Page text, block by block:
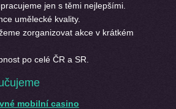
jen s těmi nejlepšími.
umělecké kvality.
zorganizovat akce v krátkém
po celé ČR a SR.
mobilní casino